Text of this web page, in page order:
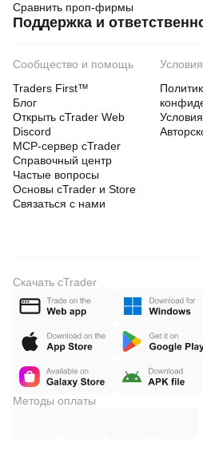
Сравнить проп-фирмы
Поддержка и
Сообщество и помощь
Traders First™
Блог
Открыть cTrader Web
Discord
MCP-сервер cTrader
Справочный центр
Частые вопросы
Основы cTrader и Store
Связаться с нами
Скачать cTrader
Методы оплаты